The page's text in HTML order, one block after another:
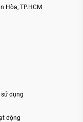
Hòa, TP.HCM
dụng
động